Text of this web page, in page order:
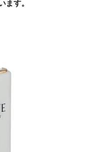
ます。